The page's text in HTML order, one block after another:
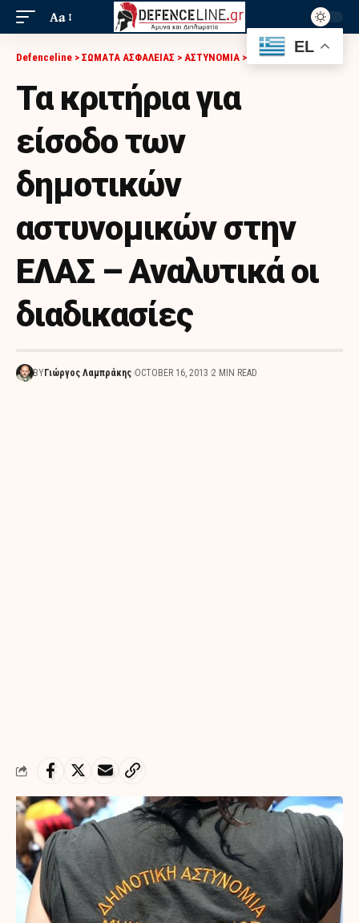
Aa
Defenceline > ΣΩΜΑΤΑ ΑΣΦΑΛΕΙΑΣ > ΑΣΤΥΝΟΜΙΑ > ΤΑ ΚΡΙΤΉΡΙΑ ΓΙΑ ΕΊΣΟΔΟ ΤΩΝ ΔΗΜΟΤΙΚΏΝ ΑΣΤΥΝΟΜΙΚΏΝ ΣΤΗΝ ΕΛΑΣ – ΑΝΑΛΥΤΙΚΆ ΟΙ ΔΙΑΔΙΚΑΣΊΕΣ
Τα κριτήρια για
είσοδο των
δημοτικών
αστυνομικών στην
ΕΛΑΣ – Αναλυτικά οι
διαδικασίες
BY Γιώργος Λαμπράκης OCTOBER 16, 2013 2 MIN READ
EL